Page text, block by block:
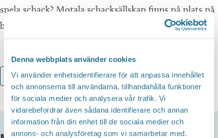
Denna webbplats använder cookies
Vi använder enhetsidentifierare för att anpassa innehållet
och annonserna till användarna, tillhandahålla funktioner
för sociala medier och analysera vår trafik. Vi
vidarebefordrar även sådana identifierare och annan
information från din enhet till de sociala medier och
annons- och analysföretag som vi samarbetar med.
spela schack? Motala schacksällskap finns på plats på
biblioteket och visar. Drop-in.
Lägg till i kalender